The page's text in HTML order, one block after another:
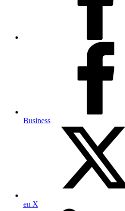
Business
en X